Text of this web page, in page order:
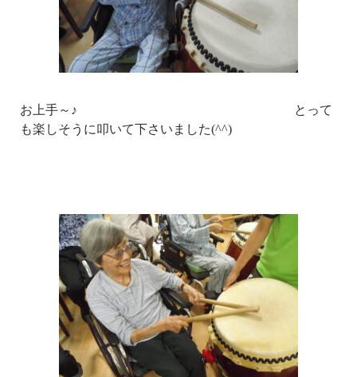
お上手～♪ とって
も楽しそうに叩いて下さいました(^^)